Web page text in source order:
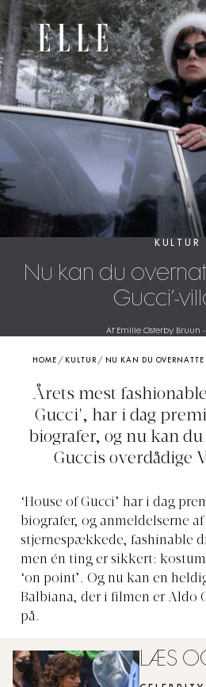
KULTUR
Nu kan du
Gucci’-
Af Emilie Østerby Bruun -
HOME / KULTUR/ NU KAN DU OVERNATTE
Årets mest
Gucci', har i dag
biografer, og nu kan
Guccis overdådige
‘House of Gucci’ har i dag
biografer, og anmeldelserne
stjernespækkede, fashinable
men én ting er sikkert:
‘on point’. Og nu kan en
Balbiana, der i filmen er Aldo
på.
LÆS